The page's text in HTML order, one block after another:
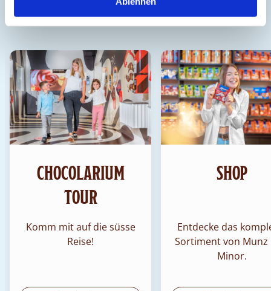
CHOCOLARIUM ENTDECKEN
CHOCOLARIUM
TOUR
Komm mit auf die süsse
Reise!
SHOP
Entdecke das
Sortiment von Munz
Minor.